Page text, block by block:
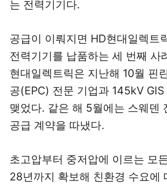
는 전력기기다.
공급이 이뤄지면 HD현대일렉트
전력기기를 납품하는 세 번째 사
현대일렉트릭은 지난해 10월 핀
공(EPC) 전문 기업과 145kV
맺었다. 같은 해 5월에는 스웨덴
공급 계약을 따냈다.
초고압부터 중저압에 이르는 모
28년까지 확보해 친환경 수요에